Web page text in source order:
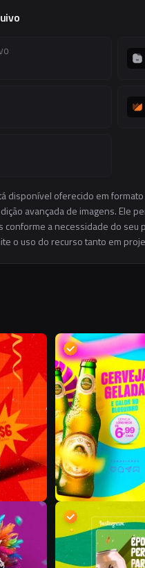
disponível oferecido em
avançada de imagens. Ele
conforme a necessidade do
o uso do recurso tanto em
D